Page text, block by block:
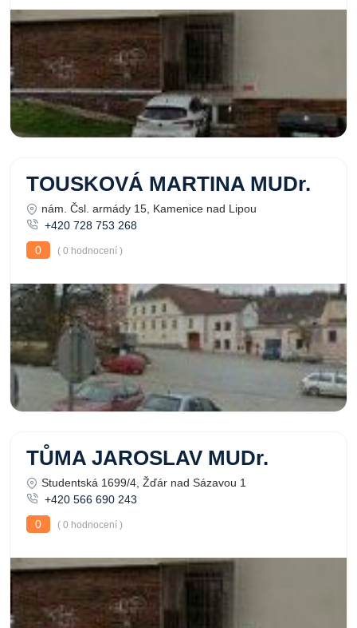
TOUSKOVÁ MARTINA MUDr.
nám. Čsl. armády 15, Kamenice nad Lipou
+420 728 753 268
0
( 0 hodnocení )
TŮMA JAROSLAV MUDr.
Studentská 1699/4, Žďár nad Sázavou 1
+420 566 690 243
0
( 0 hodnocení )